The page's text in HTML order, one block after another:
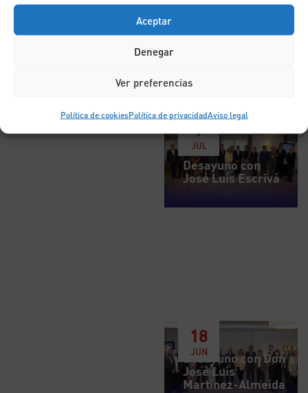
Aceptar
Denegar
Ver preferencias
Política de cookiesPolítica de privacidadAviso legal
7
JUL
Desayuno con
José Luis Escrivá
18
JUN
Desayuno con Don
José Luis
Martínez-Almeida